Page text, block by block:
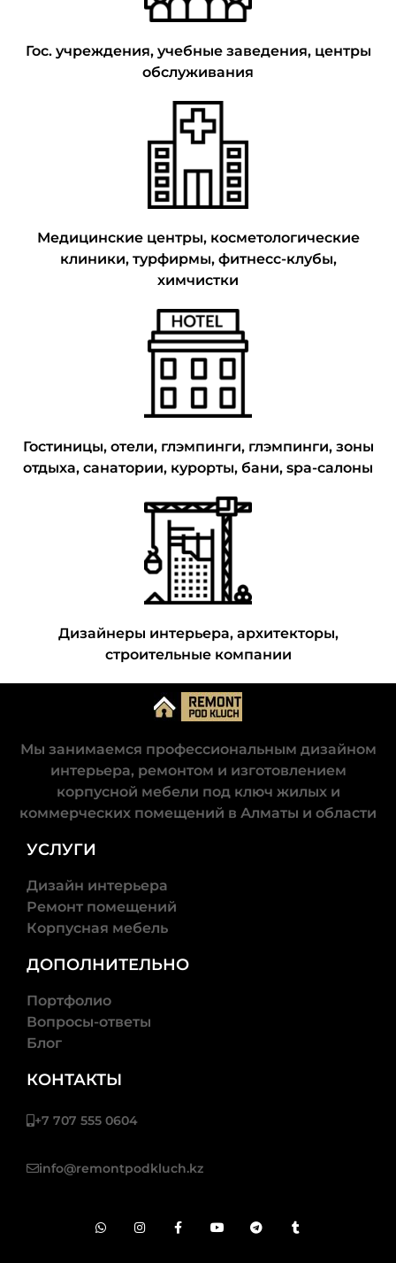
Гос. учреждения, учебные заведения, центры
обслуживания
Медицинские центры, косметологические
клиники, турфирмы, фитнесс-клубы,
химчистки
Гостиницы, отели, глэмпинги, глэмпинги, зоны
отдыха, санатории, курорты, бани, spa-салоны
Дизайнеры интерьера, архитекторы,
строительные компании
Мы занимаемся профессиональным дизайном
интерьера, ремонтом и изготовлением
корпусной мебели под ключ жилых и
коммерческих помещений в Алматы и области
УСЛУГИ
Дизайн интерьера
Ремонт помещений
Корпусная мебель
ДОПОЛНИТЕЛЬНО
Портфолио
Вопросы-ответы
Блог
КОНТАКТЫ
+7 707 555 0604
info@remontpodkluch.kz